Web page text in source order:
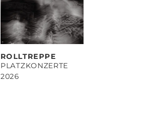
ROLLTREPPE
PLATZKONZERTE
2026